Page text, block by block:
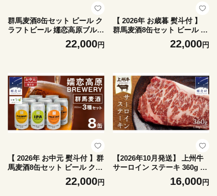
群馬麦酒8缶セット ビール ク
ラフトビール 嬬恋高原ブルワ
リー 350ml 8缶 飲み比べ IPA
セット ギフト 父の日 キャン
22,000円
【 2026年 お歳暮 熨斗付 】
群馬麦酒8缶セット ビール ク
ラフトビール 嬬恋高原ブルワ
リー 350ml 8缶 飲み比べ IPA
22,000円
【 2026年 お中元 熨斗付 】群
馬麦酒8缶セット ビール クラ
フトビール 嬬恋高原ブルワリ
ー 350ml 8缶 飲み比べ IPA セ
22,000円
【2026年10月発送】 上州牛
サーロイン ステーキ 360g ( 1
80g × 2枚 ) サーロインステー
キ 牛肉 牛 肉 日本 国産 国産
16,000円